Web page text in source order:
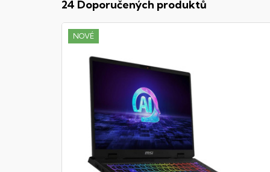
24 Doporučených produktů
NOVÉ